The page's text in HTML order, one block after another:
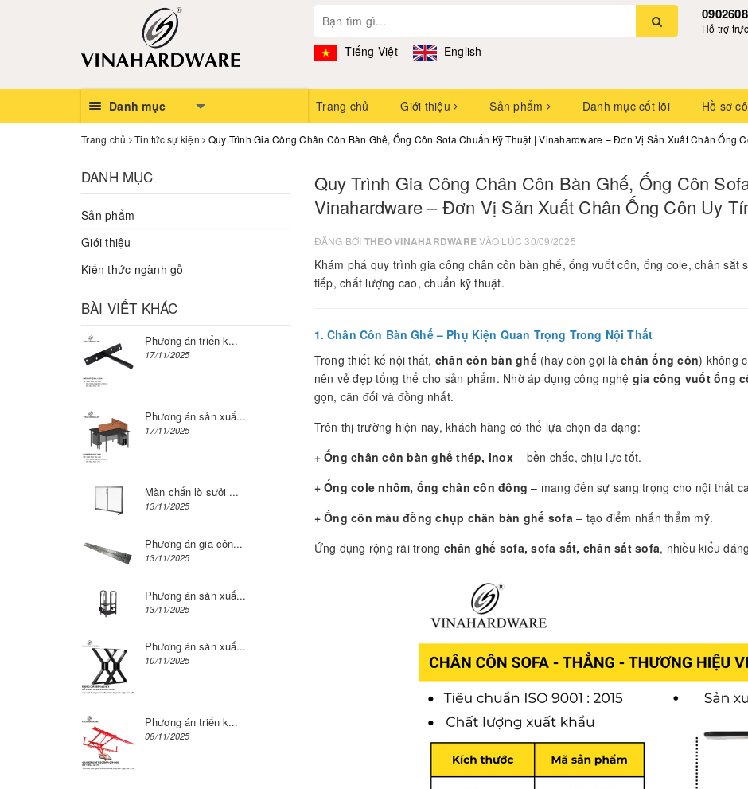
Tiếng Việt English
Hỗ trợ
Danh mục Trang chủ Giới thiệu Sản phẩm Danh mục cốt lõi Hồ sơ
Trang chủ Tin tức sự kiện Quy Trình Gia Công Chân Côn Bàn Ghế, Ống Côn Sofa Chuẩn Kỹ Thuật | Vinahardware – Đơn Vị Sản Xuất Chân Ống
Quy Trình Gia Công Chân Côn Bàn Ghế, Ống Côn
Vinahardware – Đơn Vị Sản Xuất Chân Ống Côn Uy
ĐĂNG BỞI THEO VINAHARDWAREVÀO LÚC 30/09/2025
Khám phá quy trình gia công chân côn bàn ghế, ống vuốt côn, ống cole, chân sắt
tiếp, chất lượng cao, chuẩn kỹ thuật.
1. Chân Côn Bàn Ghế – Phụ Kiện Quan Trọng Trong Nội Thất
Trong thiết kế nội thất, chân côn bàn ghế(hay còn gọi là chân ống côn) không
nên vẻ đẹp tổng thể cho sản phẩm. Nhờ áp dụng công nghệ gia công vuốt ống
gọn, cân đối và đồng nhất.
Trên thị trường hiện nay, khách hàng có thể lựa chọn đa dạng:
+ Ống chân côn bàn ghế thép, inox– bền chắc, chịu lực tốt.
+ Ống cole nhôm, ống chân côn đồng – mang đến sự sang trọng cho nội thất
+ Ống côn màu đồng chụp chân bàn ghế sofa– tạo điểm nhấn thẩm mỹ.
Ứng dụng rộng rãi trong chân ghế sofa, sofa sắt, chân sắt sofa, nhiều kiểu
DANH MỤC
Sản phẩm
Giới thiệu
Kiến thức ngành gỗ
BÀI VIẾT KHÁC
Phương án triển k...
17/11/2025
Phương án sản xuấ...
17/11/2025
Màn chắn lò sưởi ...
13/11/2025
Phương án gia côn...
13/11/2025
Phương án sản xuấ...
13/11/2025
Phương án sản xuấ...
10/11/2025
Phương án triển k...
08/11/2025